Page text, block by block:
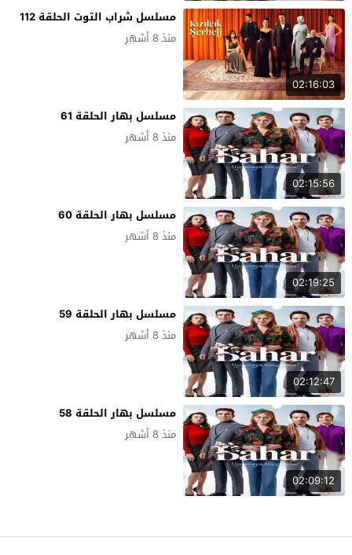
02:16:03
مسلسل شراب التوت الحلقة 112
منذ 8 أشهر
02:15:56
مسلسل بهار الحلقة 61
منذ 8 أشهر
02:19:25
مسلسل بهار الحلقة 60
منذ 8 أشهر
02:12:47
مسلسل بهار الحلقة 59
منذ 8 أشهر
02:09:12
مسلسل بهار الحلقة 58
منذ 8 أشهر